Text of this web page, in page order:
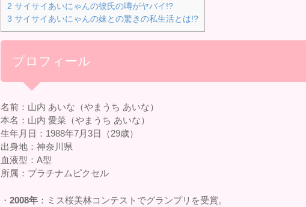
2 サイサイあいにゃんの彼氏の噂がヤバイ!?
3 サイサイあいにゃんの妹との驚きの私生活とは!?
プロフィール
名前：山内 あいな（やまうち あいな）
本名：山内 愛菜（やまうち あいな）
生年月日：1988年7月3日（29歳）
出身地：神奈川県
血液型：A型
所属：プラチナムピクセル
・2008年 ：ミス桜美林コンテストでグランプリを受賞。